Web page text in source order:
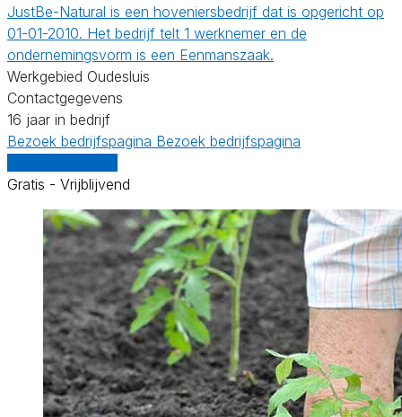
JustBe-Natural is een hoveniersbedrijf dat is opgericht op
01-01-2010. Het bedrijf telt 1 werknemer en de
ondernemingsvorm is een Eenmanszaak.
Werkgebied Oudesluis
Contactgegevens
16 jaar in bedrijf
Bezoek bedrijfspagina Bezoek bedrijfspagina
Gratis - Vrijblijvend